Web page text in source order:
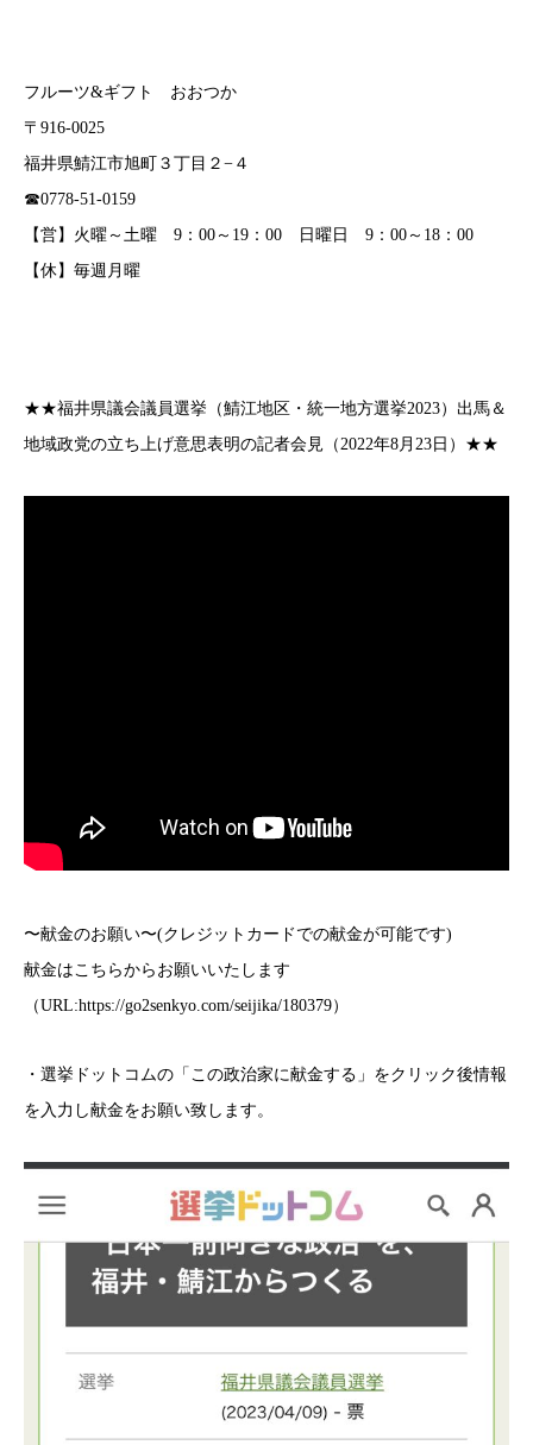
フルーツ&ギフト おおつか
〒916-0025
福井県鯖江市旭町３丁目２−４
☎︎0778-51-0159
【営】火曜～土曜 9：00～19：00 ​日曜日 9：00～18：00
【休】毎週月曜
★★福井県議会議員選挙（鯖江地区・統一地方選挙2023）出馬＆
地域政党の立ち上げ意思表明の記者会見（2022年8月23日）★★
〜献金のお願い〜(クレジットカードでの献金が可能です)
献金はこちらからお願いいたします
（URL:https://go2senkyo.com/seijika/180379）
・選挙ドットコムの「この政治家に献金する」をクリック後情報
を入力し献金をお願い致します。